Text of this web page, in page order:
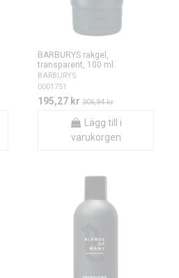
BARBURYS rakgel,
transparent, 100 ml.
BARBURYS
0001751
195,27 kr 306,94 kr
Lägg till i
varukorgen